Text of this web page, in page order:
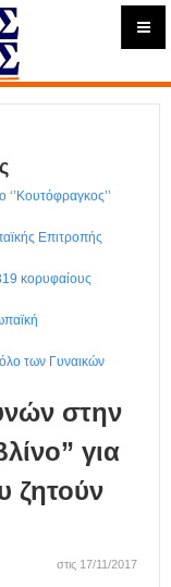
Επιτροπής
κορυφαίους
των Γυναικών
στην
για
ζητούν
στις 17/11/2017